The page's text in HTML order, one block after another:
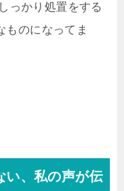
っかり処置をする
ものになってま
い、私の声が伝